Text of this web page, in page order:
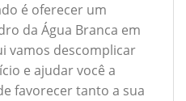
é oferecer um
da Água Branca em
vamos descomplicar
e ajudar você a
favorecer tanto a sua